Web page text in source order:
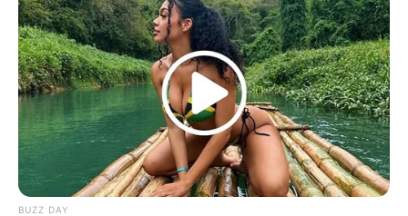
Quotes
Ingat, kamu diciptakan untuk lebih
Berkah terungkap dengan cara yang tak terduga
Maafkan dirimu sendiri karena melupakan harga
BUZZ DAY